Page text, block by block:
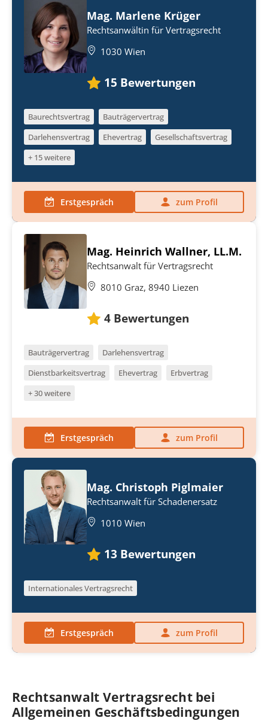
Mag. Marlene Krüger
Rechtsanwältin für Vertragsrecht
1030 Wien
15 Bewertungen
Baurechtsvertrag
Bauträgervertrag
Darlehensvertrag
Ehevertrag
Gesellschaftsvertrag
+ 15 weitere
Erstgespräch zum Profil
Mag. Heinrich Wallner, LL.M.
Rechtsanwalt für Vertragsrecht
8010 Graz, 8940 Liezen
4 Bewertungen
Bauträgervertrag
Darlehensvertrag
Dienstbarkeitsvertrag
Ehevertrag
Erbvertrag
+ 30 weitere
Erstgespräch zum Profil
Mag. Christoph Piglmaier
Rechtsanwalt für Schadenersatz
1010 Wien
13 Bewertungen
Internationales Vertragsrecht
Erstgespräch zum Profil
Rechtsanwalt Vertragsrecht bei
Allgemeinen Geschäftsbedingungen